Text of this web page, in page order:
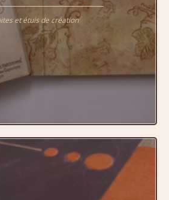
et étuis de création